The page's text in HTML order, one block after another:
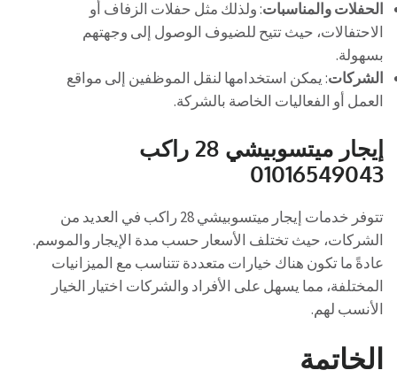
الحفلات والمناسبات: ولذلك مثل حفلات الزفاف أو
الاحتفالات، حيث تتيح للضيوف الوصول إلى وجهتهم
بسهولة.
الشركات: يمكن استخدامها لنقل الموظفين إلى مواقع
العمل أو الفعاليات الخاصة بالشركة.
إيجار ميتسوبيشي 28 راكب
01016549043
تتوفر خدمات إيجار ميتسوبيشي 28 راكب في العديد من
الشركات، حيث تختلف الأسعار حسب مدة الإيجار والموسم.
عادةً ما تكون هناك خيارات متعددة تتناسب مع الميزانيات
المختلفة، مما يسهل على الأفراد والشركات اختيار الخيار
الأنسب لهم.
الخاتمة